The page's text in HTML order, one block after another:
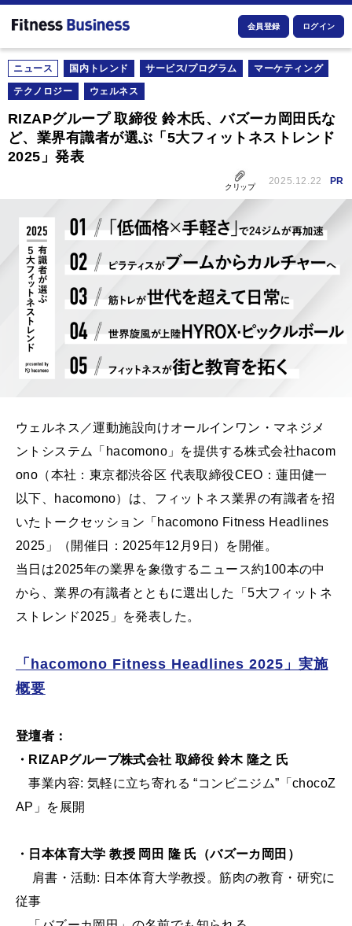
会員登録 ログイン
ニュース 国内トレンド サービス/プログラム マーケティング
テクノロジー ウェルネス
RIZAPグループ 取締役 鈴木氏、バズーカ岡田氏な
ど、業界有識者が選ぶ「5大フィットネストレンド
2025」発表
クリップ
2025.12.22 PR
ウェルネス／運動施設向けオールインワン・マネジメ
ントシステム「hacomono」を提供する株式会社hacom
ono（本社：東京都渋谷区 代表取締役CEO：蓮田健一
以下、hacomono）は、フィットネス業界の有識者を招
いたトークセッション「hacomono Fitness Headlines
2025」（開催日：2025年12月9日）を開催。
当日は2025年の業界を象徴するニュース約100本の中
から、業界の有識者とともに選出した「5大フィットネ
ストレンド2025」を発表した。
「hacomono Fitness Headlines 2025」実施
概要
登壇者：
・RIZAPグループ株式会社 取締役 鈴木 隆之 氏
事業内容: 気軽に立ち寄れる “コンビニジム”「chocoZ
AP」を展開
・日本体育大学 教授 岡田 隆 氏（バズーカ岡田）
肩書・活動: 日本体育大学教授。筋肉の教育・研究に
従事